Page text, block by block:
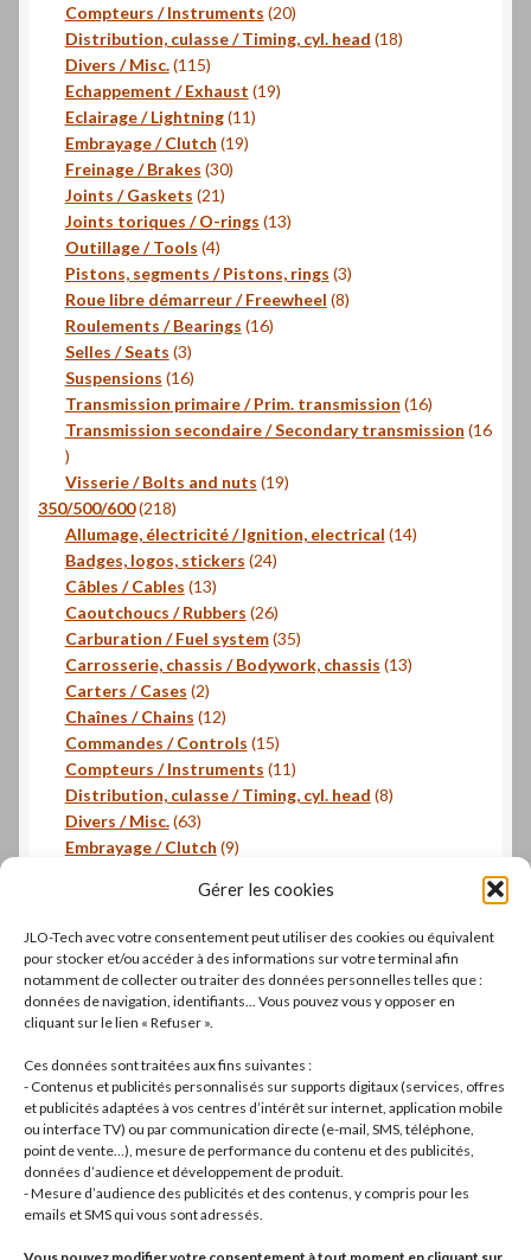
Gérer les cookies
JLO-Tech avec votre consentement peut utiliser des cookies ou équivalent
pour stocker et/ou accéder à des informations sur votre terminal afin
notamment de collecter ou traiter des données personnelles telles que :
données de navigation, identifiants... Vous pouvez vous y opposer en
cliquant sur le lien « Refuser ».
Ces données sont traitées aux fins suivantes :
- Contenus et publicités personnalisés sur supports digitaux (services, offres
et publicités adaptées à vos centres d’intérêt sur internet, application mobile
ou interface TV) ou par communication directe (e-mail, SMS, téléphone,
point de vente…), mesure de performance du contenu et des publicités,
données d’audience et développement de produit.
- Mesure d’audience des publicités et des contenus, y compris pour les
emails et SMS qui vous sont adressés.
produits
Compteurs / Instruments 2020
produits
Distribution, culasse / Timing, cyl. head 1818
Divers / Misc. 115115
produits
Echappement / Exhaust 1919
Eclairage / Lightning 1111
Embrayage / Clutch 1919
Freinage / Brakes 3030
Joints / Gaskets 2121
produits
Joints toriques / O-rings 1313
Outillage / Tools 44
produits
Pistons, segments / Pistons, rings 33
produits
Roue libre démarreur / Freewheel 88
Roulements / Bearings 1616
Selles / Seats 33
produits
Suspensions 1616
produits
Transmission primaire / Prim. transmission 1616
produits
Transmission secondaire / Secondary transmission 16
16
produits
Visserie / Bolts and nuts 1919
350/500/600 218218
produits
Allumage, électricité / Ignition, electrical 1414
Badges, logos, stickers 2424
Câbles / Cables 1313
produits
Caoutchoucs / Rubbers 2626
produits
Carburation / Fuel system 3535
produits
Carrosserie, chassis / Bodywork, chassis 1313
Carters / Cases 22
produits
Chaînes / Chains 1212
produits
Commandes / Controls 1515
produits
Compteurs / Instruments 1111
produits
Distribution, culasse / Timing, cyl. head 88
Divers / Misc. 6363
produits
Embrayage / Clutch 99
produits
1818
produits
Pistons, segments / Pistons, rings
produits
- Roulements / Bearings 22
produits
Transmission primaire / Primary transmission 11
Transmission secondaire / Secondary transmission
produits
Visserie / Bolts and nuts 88
produits
Litterature / Books 1111
produits
Autres modèles, Divers / Others models, Misc. 3737
produits
Dell'Orto 4242
produits
Brembo 19
produits
Motos complètes 2222